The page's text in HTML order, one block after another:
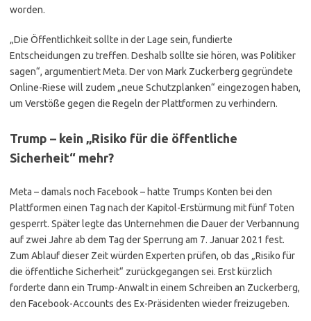
worden.
„Die Öffentlichkeit sollte in der Lage sein, fundierte
Entscheidungen zu treffen. Deshalb sollte sie hören, was Politiker
sagen“, argumentiert Meta. Der von Mark Zuckerberg gegründete
Online-Riese will zudem „neue Schutzplanken“ eingezogen haben,
um Verstöße gegen die Regeln der Plattformen zu verhindern.
Trump – kein „Risiko für die öffentliche
Sicherheit“ mehr?
Meta – damals noch Facebook – hatte Trumps Konten bei den
Plattformen einen Tag nach der Kapitol-Erstürmung mit fünf Toten
gesperrt. Später legte das Unternehmen die Dauer der Verbannung
auf zwei Jahre ab dem Tag der Sperrung am 7. Januar 2021 fest.
Zum Ablauf dieser Zeit würden Experten prüfen, ob das „Risiko für
die öffentliche Sicherheit“ zurückgegangen sei. Erst kürzlich
forderte dann ein Trump-Anwalt in einem Schreiben an Zuckerberg,
den Facebook-Accounts des Ex-Präsidenten wieder freizugeben.